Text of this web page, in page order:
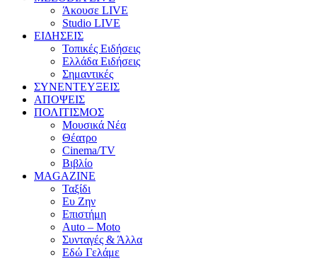
Άκουσε LIVE
Studio LIVE
ΕΙΔΗΣΕΙΣ
Τοπικές Ειδήσεις
Ελλάδα Ειδήσεις
Σημαντικές
ΣΥΝΕΝΤΕΥΞΕΙΣ
ΑΠΟΨΕΙΣ
ΠΟΛΙΤΙΣΜΟΣ
Μουσικά Νέα
Θέατρο
Cinema/TV
Βιβλίο
MAGAZINE
Ταξίδι
Ευ Ζην
Επιστήμη
Auto – Moto
Συνταγές & Άλλα
Εδώ Γελάμε